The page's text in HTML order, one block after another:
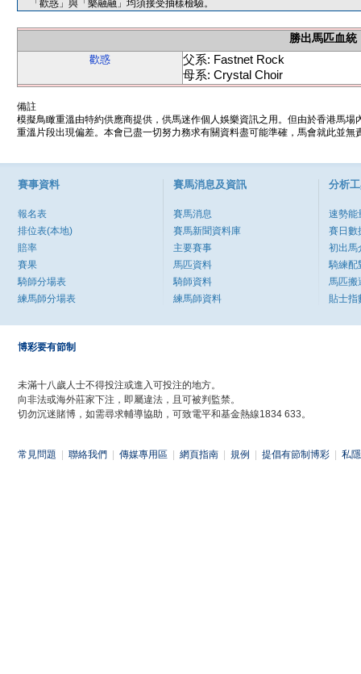
「歡惑」與「樂融融」均須接受抽樣檢驗。
勝出馬匹血統
歡惑
父系: Fastnet Rock
母系: Crystal Choir
備註
模擬鳥瞰重溫由特約供應商提供，供馬迷作個人娛樂資訊之用。但由於香港馬
重溫片段出現偏差。本會已盡一切努力務求有關資料盡可能準確，馬會就此並
賽事資料
報名表
排位表(本地)
賠率
賽果
騎師分場表
練馬師分場表
賽馬消息及資訊
賽馬消息
賽馬新聞資料庫
主要賽事
馬匹資料
騎師資料
練馬師資料
分析
速勢能
賽日數
初出馬
騎練配
馬匹搬
貼士指
博彩要有節制
未滿十八歲人士不得投注或進入可投注的地方。
向非法或海外莊家下注，即屬違法，且可被判監禁。
切勿沉迷賭博，如需尋求輔導協助，可致電平和基金熱線1834 633。
常見問題 聯絡我們 傳媒專用區 網頁指南 規例 提倡有節制博彩 私